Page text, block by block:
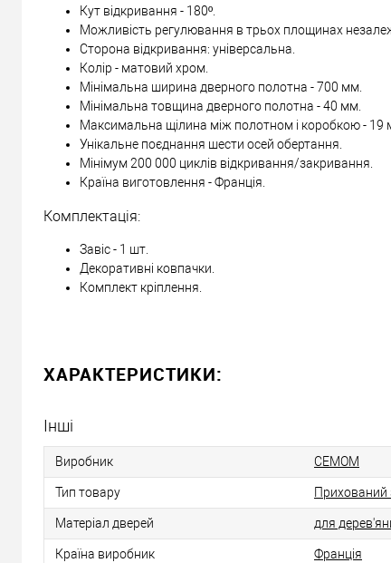
Кут відкривання - 180º.
Можливість регулювання в трьох площинах
Сторона відкривання: універсальна.
Колір - матовий хром.
Мінімальна ширина дверного полотна - 700 мм.
Мінімальна товщина дверного полотна - 40 мм.
Максимальна щілина між полотном і коробкою - 19
Унікальне поєднання шести осей обертання.
Мінімум 200 000 циклів відкривання/закривання.
Країна виготовлення - Франція.
Комплектація:
Завіс - 1 шт.
Декоративні ковпачки.
Комплект кріплення.
ХАРАКТЕРИСТИКИ:
Інші
Виробник CEMOM
Тип товару Прихований
Матеріал дверей для
Країна виробник Франція